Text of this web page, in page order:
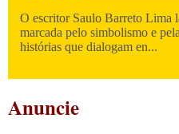
O escritor Saulo Barreto Lima
marcada pelo simbolismo e
histórias que dialogam en...
Anuncie